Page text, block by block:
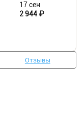
17 сен
2 944 ₽
Отзывы